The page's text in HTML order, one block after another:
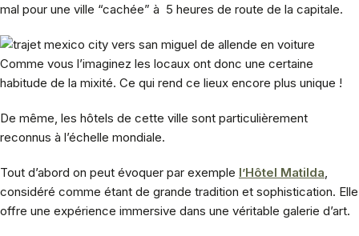
mal pour une ville “cachée” à 5 heures de route de la capitale.
Comme vous l’imaginez les locaux ont donc une certaine
habitude de la mixité. Ce qui rend ce lieux encore plus unique !
De même, les hôtels de cette ville sont particulièrement
reconnus à l’échelle mondiale.
Tout d’abord on peut évoquer par exemple l’Hôtel Matilda
considéré comme étant de grande tradition et sophistication. Elle
offre une expérience immersive dans une véritable galerie d’art.